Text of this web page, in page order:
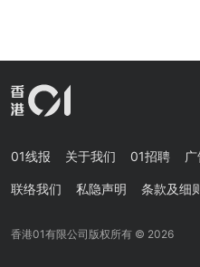
01线报 关于我们 01招聘
联络我们 私隐声明 条款及细
香港01有限公司版权所有 © 2026